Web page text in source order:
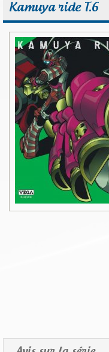
Kamuya ride T.6